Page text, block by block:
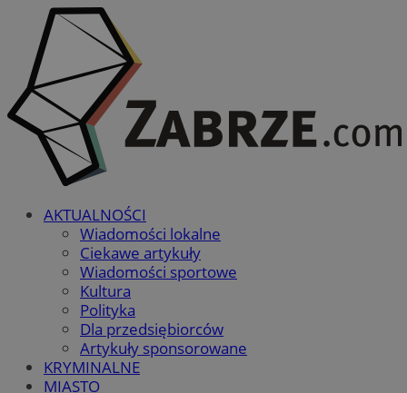
AKTUALNOŚCI
Wiadomości lokalne
Ciekawe artykuły
Wiadomości sportowe
Kultura
Polityka
Dla przedsiębiorców
Artykuły sponsorowane
KRYMINALNE
MIASTO